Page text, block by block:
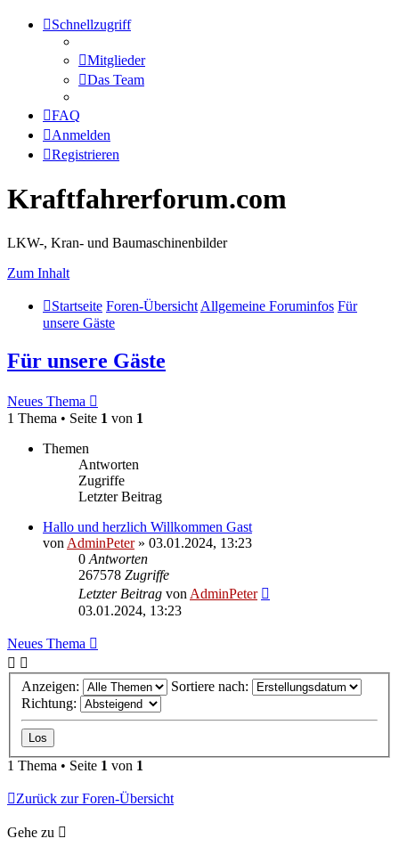
Schnellzugriff
Mitglieder
Das Team
FAQ
Anmelden
Registrieren
Kraftfahrerforum.com
LKW-, Kran- und Baumaschinenbilder
Zum Inhalt
Startseite Foren-Übersicht Allgemeine Foruminfos Für
unsere Gäste
Für unsere Gäste
Neues Thema
1 Thema • Seite 1 von 1
Themen
Antworten
Zugriffe
Letzter Beitrag
Hallo und herzlich Willkommen Gast
von AdminPeter» 03.01.2024, 13:23
0 Antworten
267578 Zugriffe
Letzter Beitrag von AdminPeter
03.01.2024, 13:23
Neues Thema
Anzeigen:
Sortiere nach:
Richtung:
1 Thema • Seite 1 von 1
Zurück zur Foren-Übersicht
Gehe zu